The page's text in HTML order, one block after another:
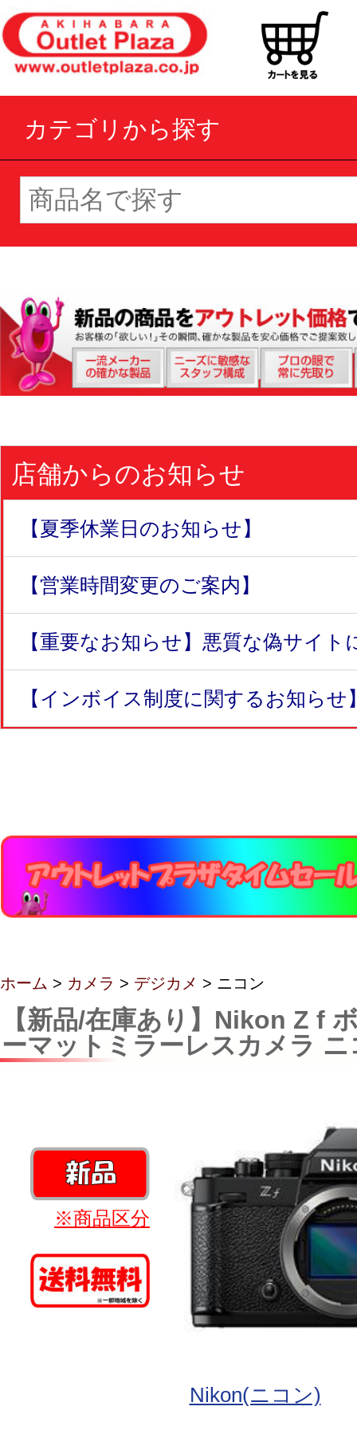
カテゴリから探す
店舗からのお知らせ
【夏季休業日のお知らせ】
【営業時間変更のご案内】
【重要なお知らせ】悪質な偽サイト
【インボイス制度に関するお知らせ
ホーム > カメラ > デジカメ > ニコン
【新品/在庫あり】Nikon Z f
ーマットミラーレスカメラ ニ
※商品区分
Nikon(ニコン)